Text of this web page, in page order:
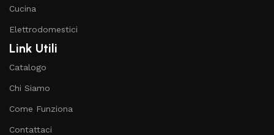
Cucina
Elettrodomestici
Link Utili
Catalogo
Chi Siamo
Come Funziona
Contattaci